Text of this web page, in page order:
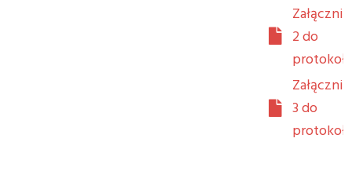
2 do
3 do